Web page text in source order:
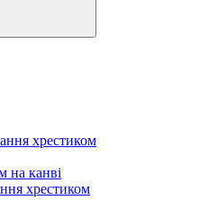
хрестиком
на канві
хрестиком